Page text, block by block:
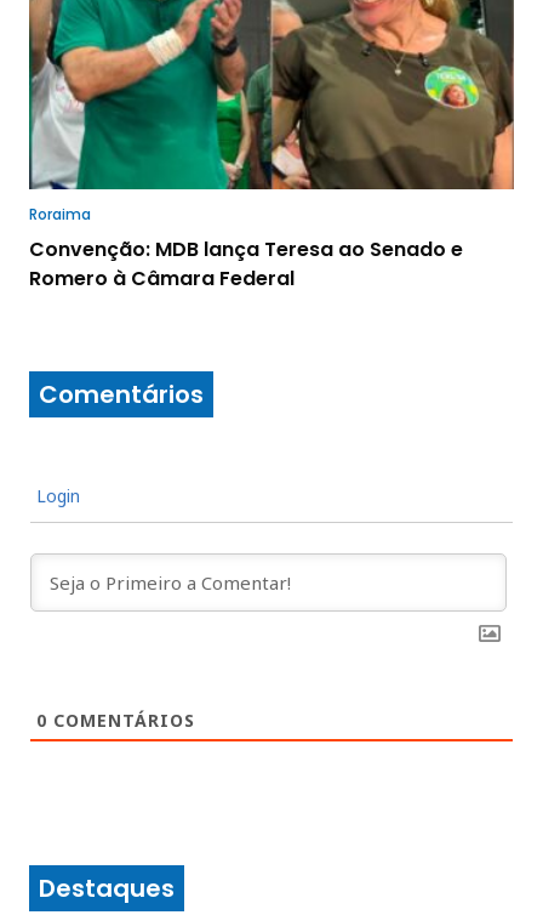
Roraima
Convenção: MDB lança Teresa ao Senado e
Romero à Câmara Federal
Comentários
Login
0 COMENTÁRIOS
Destaques